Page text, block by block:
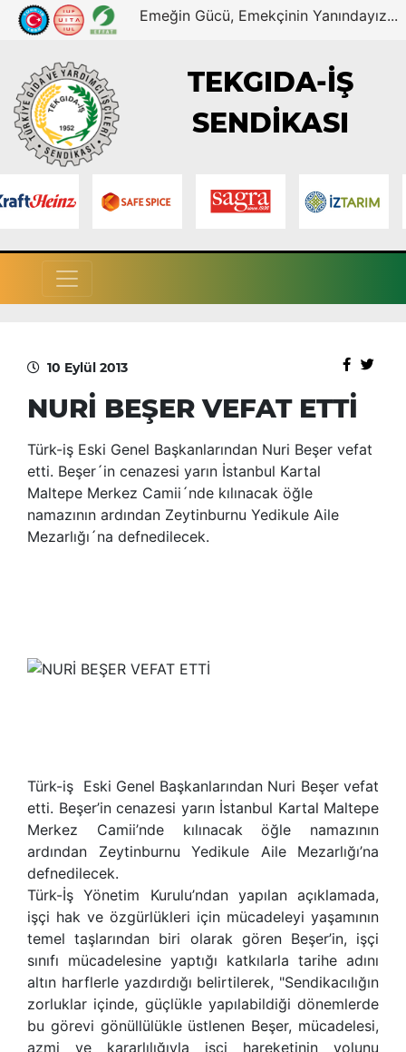
Emeğin Gücü, Emekçinin Yanındayız...
TEKGIDA-İŞ
SENDİKASI
10 Eylül 2013
NURİ BEŞER VEFAT ETTİ
Türk-iş Eski Genel Başkanlarından Nuri Beşer vefat
etti. Beşer´in cenazesi yarın İstanbul Kartal
Maltepe Merkez Camii´nde kılınacak öğle
namazının ardından Zeytinburnu Yedikule Aile
Mezarlığı´na defnedilecek.
Türk-iş Eski Genel Başkanlarından Nuri Beşer vefat
etti. Beşer’in cenazesi yarın İstanbul Kartal Maltepe
Merkez Camii’nde kılınacak öğle namazının
ardından Zeytinburnu Yedikule Aile Mezarlığı’na
defnedilecek.
Türk-İş Yönetim Kurulu’ndan yapılan açıklamada,
işçi hak ve özgürlükleri için mücadeleyi yaşamının
temel taşlarından biri olarak gören Beşer’in, işçi
sınıfı mücadelesine yaptığı katkılarla tarihe adını
altın harflerle yazdırdığı belirtilerek, "Sendikacılığın
zorluklar içinde, güçlükle yapılabildiği dönemlerde
bu görevi gönüllülükle üstlenen Beşer, mücadelesi,
azmi ve kararlılığıyla işçi hareketinin yolunu